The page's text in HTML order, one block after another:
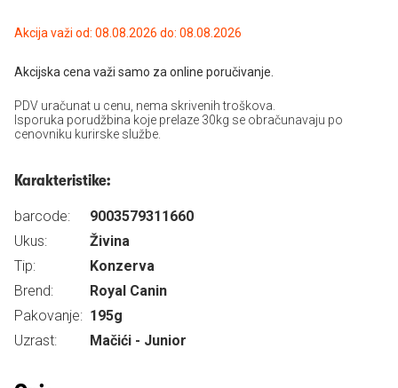
Akcija važi od: 08.08.2026 do: 08.08.2026
Akcijska cena važi samo za online poručivanje.
PDV uračunat u cenu, nema skrivenih troškova.
Isporuka porudžbina koje prelaze 30kg se obračunavaju po
cenovniku kurirske službe.
Karakteristike:
barcode:
9003579311660
Ukus:
Živina
Tip:
Konzerva
Brend:
Royal Canin
Pakovanje: 195g
Uzrast:
Mačići - Junior